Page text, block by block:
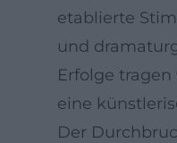
etablierte
und
Erfolge
eine
Der